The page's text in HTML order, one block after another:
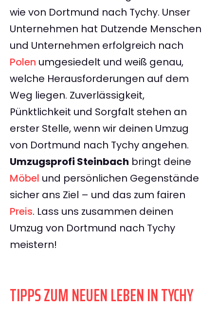
wie von Dortmund nach Tychy. Unser
Unternehmen hat Dutzende Menschen
und Unternehmen erfolgreich nach
Polen umgesiedelt und weiß genau,
welche Herausforderungen auf dem
Weg liegen. Zuverlässigkeit,
Pünktlichkeit und Sorgfalt stehen an
erster Stelle, wenn wir deinen Umzug
von Dortmund nach Tychy angehen.
Umzugsprofi Steinbach bringt deine
Möbel und persönlichen Gegenstände
sicher ans Ziel – und das zum fairen
Preis. Lass uns zusammen deinen
Umzug von Dortmund nach Tychy
meistern!
TIPPS ZUM NEUEN LEBEN IN TYCHY